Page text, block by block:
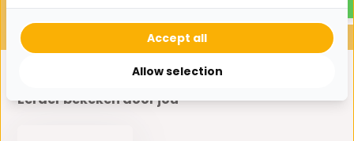
Eerder bekeken door jou
Allow selection
Accept all